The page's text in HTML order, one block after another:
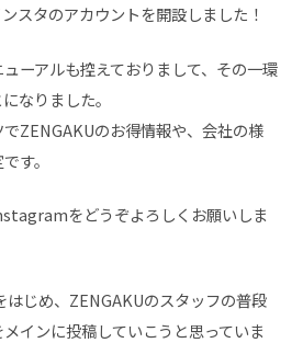
スタのアカウントを開設しました！
ーアルも控えておりまして、その一環
なりました。
ZENGAKUのお得情報や、会社の様
す。
をどうぞよろしくお願いしま
じめ、ZENGAKUのスタッフの普段
インに投稿していこうと思っていま